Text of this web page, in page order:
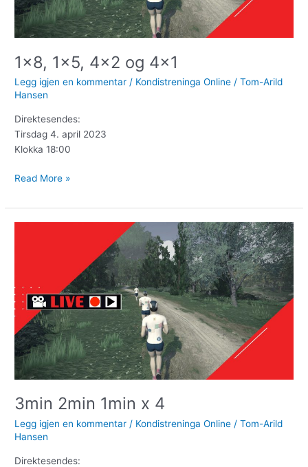
1×8, 1×5, 4×2 og 4×1
Legg igjen en kommentar / Kondistreninga Online /Tom-Arild
Hansen
Direktesendes:
Tirsdag 4. april 2023
Klokka 18:00
Read More »
3min 2min 1min x 4
Legg igjen en kommentar / Kondistreninga Online /Tom-Arild
Hansen
Direktesendes:
4